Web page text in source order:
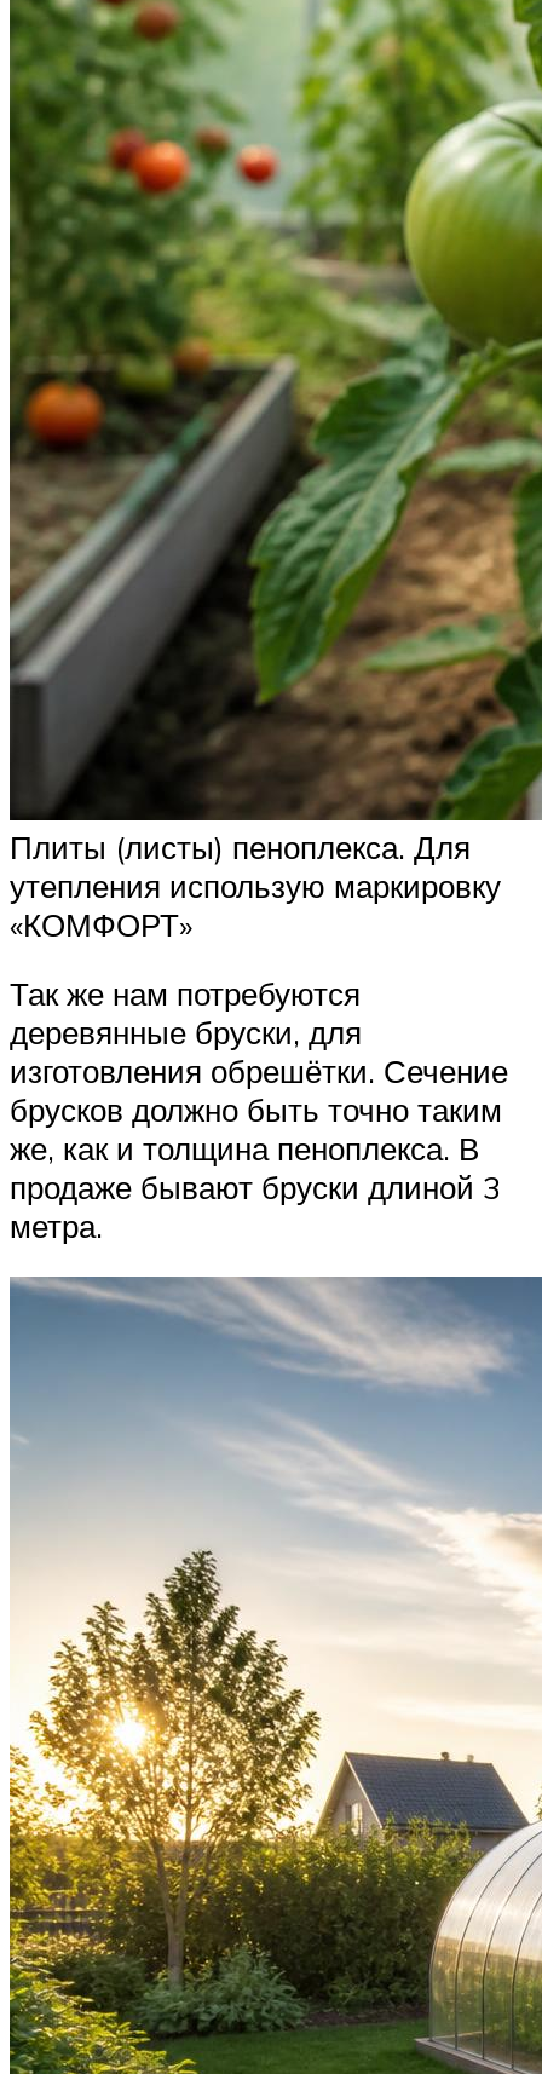
Плиты (листы) пеноплекса. Для
утепления использую маркировку
«КОМФОРТ»
Так же нам потребуются
деревянные бруски, для
изготовления обрешётки. Сечение
брусков должно быть точно таким
же, как и толщина пеноплекса. В
продаже бывают бруски длиной 3
метра.